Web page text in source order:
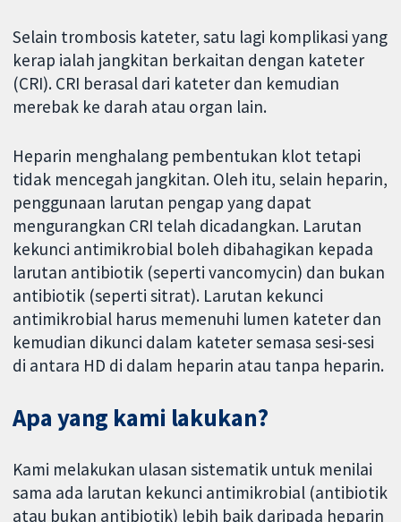
Selain trombosis kateter, satu lagi komplikasi yang
kerap ialah jangkitan berkaitan dengan kateter
(CRI). CRI berasal dari kateter dan kemudian
merebak ke darah atau organ lain.
Heparin menghalang pembentukan klot tetapi
tidak mencegah jangkitan. Oleh itu, selain heparin,
penggunaan larutan pengap yang dapat
mengurangkan CRI telah dicadangkan. Larutan
kekunci antimikrobial boleh dibahagikan kepada
larutan antibiotik (seperti vancomycin) dan bukan
antibiotik (seperti sitrat). Larutan kekunci
antimikrobial harus memenuhi lumen kateter dan
kemudian dikunci dalam kateter semasa sesi-sesi
di antara HD di dalam heparin atau tanpa heparin.
Apa yang kami lakukan?
Kami melakukan ulasan sistematik untuk menilai
sama ada larutan kekunci antimikrobial (antibiotik
atau bukan antibiotik) lebih baik daripada heparin